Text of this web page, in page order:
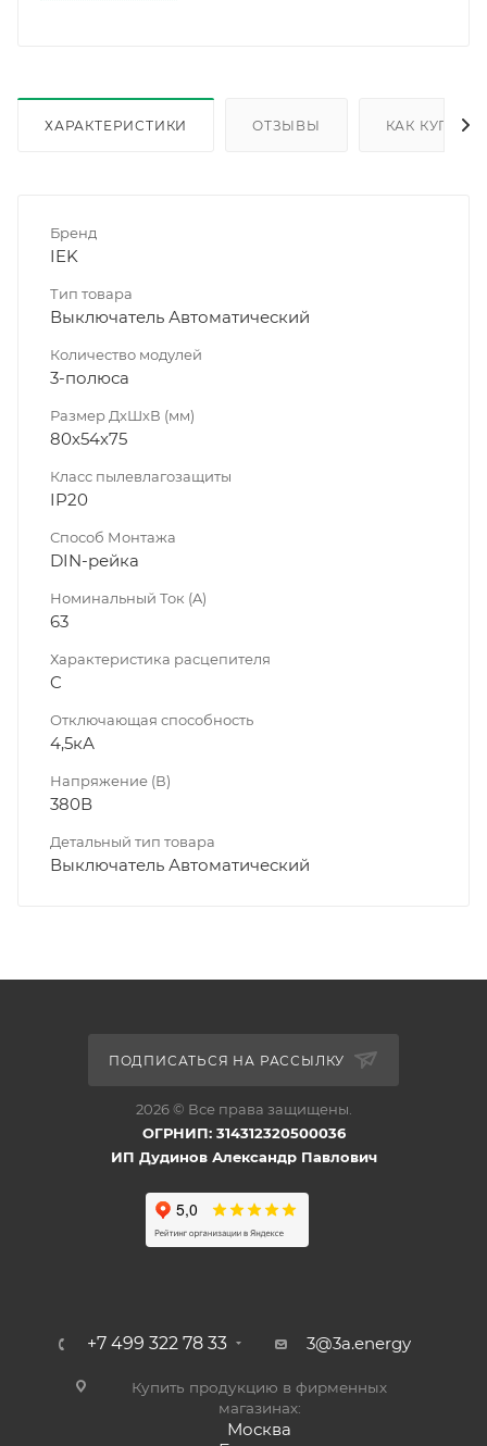
ХАРАКТЕРИСТИКИ ОТЗЫВЫ КАК КУПИТЬ
Бренд
IEK
Тип товара
Выключатель Автоматический
Количество модулей
3-полюса
Размер ДхШхВ (мм)
80х54х75
Класс пылевлагозащиты
IP20
Способ Монтажа
DIN-рейка
Номинальный Ток (A)
63
Характеристика расцепителя
C
Отключающая способность
4,5кА
Напряжение (В)
380В
Детальный тип товара
Выключатель Автоматический
ПОДПИСАТЬСЯ НА РАССЫЛКУ
2026 © Все права защищены.
ОГРНИП: 314312320500036
ИП Дудинов Александр Павлович
+7 499 322 78 33 3@3a.energy
Купить продукцию в фирменных
магазинах:
Москва